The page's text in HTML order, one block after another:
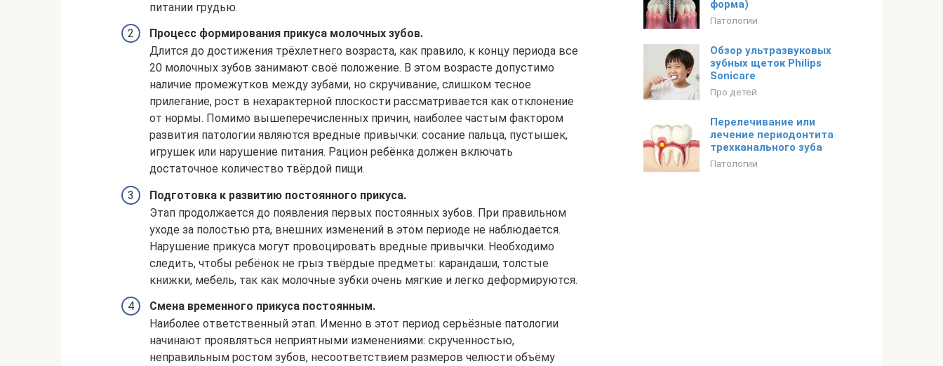
питании грудью.
Процесс формирования прикуса молочных зубов.
Длится до достижения трёхлетнего возраста, как правило, к концу периода все
20 молочных зубов занимают своё положение. В этом возрасте допустимо
наличие промежутков между зубами, но скручивание, слишком тесное
прилегание, рост в нехарактерной плоскости рассматривается как отклонение
от нормы. Помимо вышеперечисленных причин, наиболее частым фактором
развития патологии являются вредные привычки: сосание пальца, пустышек,
игрушек или нарушение питания. Рацион ребёнка должен включать
достаточное количество твёрдой пищи.
Подготовка к развитию постоянного прикуса.
Этап продолжается до появления первых постоянных зубов. При правильном
уходе за полостью рта, внешних изменений в этом периоде не наблюдается.
Нарушение прикуса могут провоцировать вредные привычки. Необходимо
следить, чтобы ребёнок не грыз твёрдые предметы: карандаши, толстые
книжки, мебель, так как молочные зубки очень мягкие и легко деформируются.
Смена временного прикуса постоянным.
Наиболее ответственный этап. Именно в этот период серьёзные патологии
начинают проявляться неприятными изменениями: скрученностью,
неправильным ростом зубов, несоответствием размеров челюсти объёму
форма)
Патологии
Обзор ультразвуковых
зубных щеток Philips
Sonicare
Про детей
Перелечивание или
лечение периодонтита
трехканального зуба
Патологии